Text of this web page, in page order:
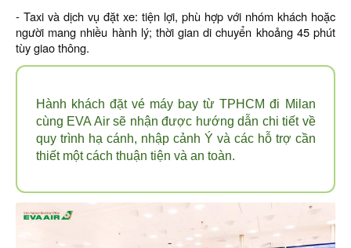
- Taxi và dịch vụ đặt xe: tiện lợi, phù hợp với nhóm khách hoặc
người mang nhiều hành lý; thời gian di chuyển khoảng 45 phút
tùy giao thông.
Hành khách đặt vé máy bay từ TPHCM đi Milan
cùng EVA Air sẽ nhận được hướng dẫn chi tiết về
quy trình hạ cánh, nhập cảnh Ý và các hỗ trợ cần
thiết một cách thuận tiện và an toàn.